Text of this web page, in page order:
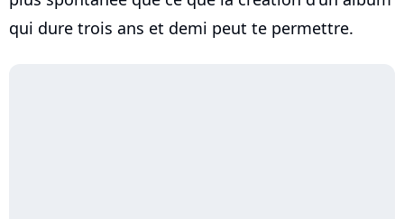
qui dure trois ans et demi peut te permettre.